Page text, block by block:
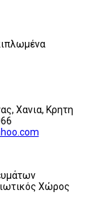
Χανια, Κρητη
Χώρος